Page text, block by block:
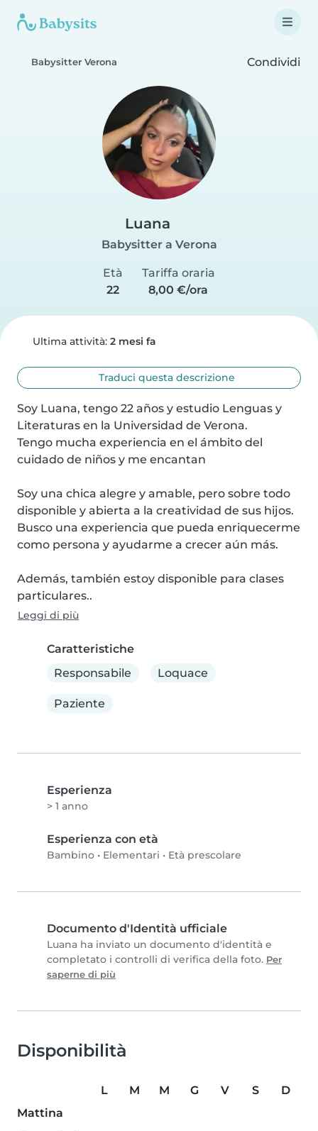
Babysitter Verona Condividi
Luana
Babysitter a Verona
Età
22
Tariffa oraria
8,00 €/ora
Ultima attività: 2 mesi fa
Traduci questa descrizione
Soy Luana, tengo 22 años y estudio Lenguas y
Literaturas en la Universidad de Verona.
Tengo mucha experiencia en el ámbito del
cuidado de niños y me encantan
Soy una chica alegre y amable, pero sobre todo
disponible y abierta a la creatividad de sus hijos.
Busco una experiencia que pueda enriquecerme
como persona y ayudarme a crecer aún más.
Además, también estoy disponible para clases
particulares..
Leggi di più
Caratteristiche
Responsabile
Loquace
Paziente
Esperienza
> 1 anno
Esperienza con età
Bambino • Elementari • Età prescolare
Documento d'Identità ufficiale
Luana ha inviato un documento d'identità e
completato i controlli di verifica della foto. Per
saperne di più
Disponibilità
L M M G V S
D
Mattina